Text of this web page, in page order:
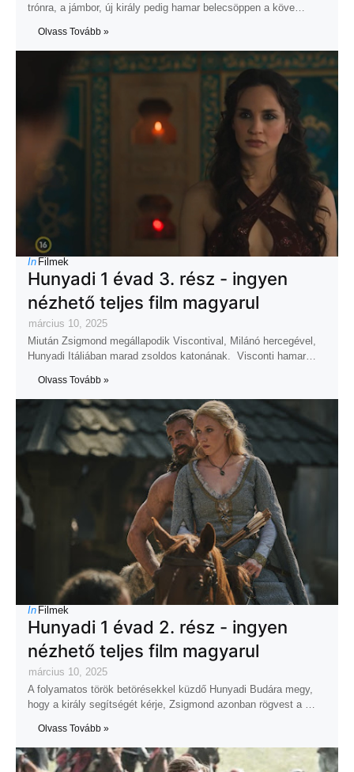
trónra, a jámbor, új király pedig hamar belecsöppen a köve…
Olvass Tovább »
In Filmek
Hunyadi 1 évad 3. rész - ingyen
nézhető teljes film magyarul
március 10, 2025
Miután Zsigmond megállapodik Viscontival, Milánó hercegével,
Hunyadi Itáliában marad zsoldos katonának. Visconti hamar…
Olvass Tovább »
In Filmek
Hunyadi 1 évad 2. rész - ingyen
nézhető teljes film magyarul
március 10, 2025
A folyamatos török betörésekkel küzdő Hunyadi Budára megy,
hogy a király segítségét kérje, Zsigmond azonban rögvest a …
Olvass Tovább »